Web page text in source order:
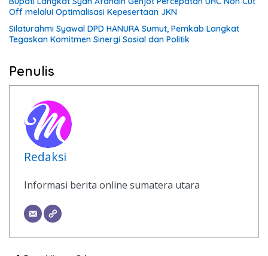
Off melalui Optimalisasi Kepesertaan JKN
Silaturahmi Syawal DPD HANURA Sumut, Pemkab Langkat
Tegaskan Komitmen Sinergi Sosial dan Politik
Penulis
Redaksi
Informasi berita online sumatera utara